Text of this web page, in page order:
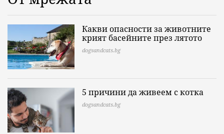
Какви опасности за животните
крият басейните през лятото
dogsandcats.bg
5 причини да живеем с котка
dogsandcats.bg